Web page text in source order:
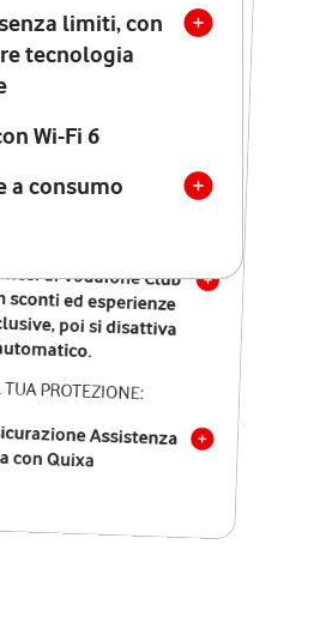
limiti, con
tecnologia
Wi-Fi 6
a consumo
senza limiti, con
migliore tecnologia
Seven con Wi-Fi 7
illimitate verso
fissi e mobili
di Vodafone Club
sconti ed esperienze
poi si disattiva
TUA PROTEZIONE:
Assistenza
con Quixa